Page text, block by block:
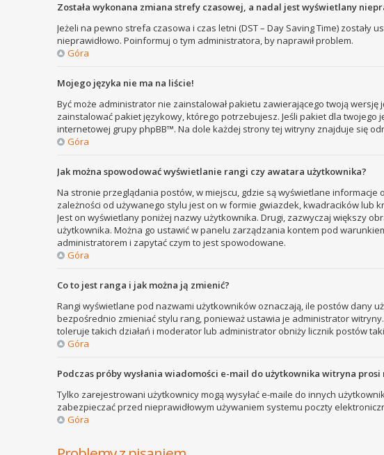
Została wykonana zmiana strefy czasowej, a nadal jest wyświetlany
Jeżeli na pewno strefa czasowa i czas letni (DST – Day Saving Time)
nieprawidłowo. Poinformuj o tym administratora, by naprawił problem.
Góra
Mojego języka nie ma na liście!
Być może administrator nie zainstalował pakietu zawierającego twoją
zainstalować pakiet językowy, którego potrzebujesz. Jeśli pakiet dla
internetowej grupy phpBB™. Na dole każdej strony tej witryny znajduje się
Góra
Jak można spowodować wyświetlanie rangi czy awatara użytkownika?
Na stronie przeglądania postów, w miejscu, gdzie są wyświetlane
zależności od używanego stylu jest on w formie gwiazdek, kwadracików lub
Jest on wyświetlany poniżej nazwy użytkownika. Drugi, zazwyczaj większy
użytkownika. Można go ustawić w panelu zarządzania kontem pod
administratorem i zapytać czym to jest spowodowane.
Góra
Co to jest ranga i jak można ją zmienić?
Rangi wyświetlane pod nazwami użytkowników oznaczają, ile postów dany
bezpośrednio zmieniać stylu rang, ponieważ ustawia je administrator
toleruje takich działań i moderator lub administrator obniży licznik postów
Góra
Podczas próby wysłania wiadomości e-mail do użytkownika witryna
Tylko zarejestrowani użytkownicy mogą wysyłać e-maile do innych
zabezpieczać przed nieprawidłowym używaniem systemu poczty
Góra